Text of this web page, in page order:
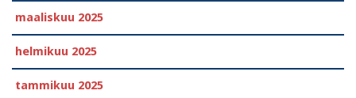
maaliskuu 2025
helmikuu 2025
tammikuu 2025